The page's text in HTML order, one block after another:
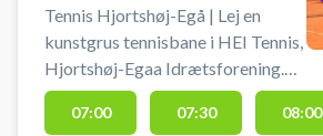
Tennis Hjortshøj-Egå | Lej en
kunstgrus tennisbane i HEI Tennis,
Hjortshøj-Egaa Idrætsforening.
Banen har grus der kan spilles på
stort set året rundt. Book
07:00 07:30 08:00